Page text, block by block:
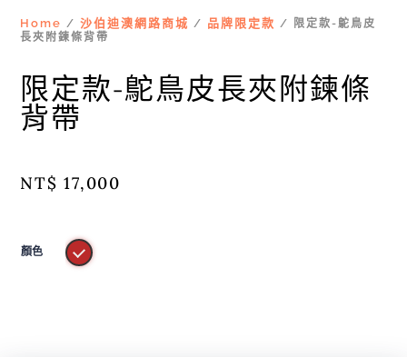
Home /沙伯迪澳網路商城 / 品牌限定款 / 限定款-鴕鳥皮
長夾附鍊條背帶
限定款-鴕鳥皮長夾附鍊條
背帶
NT$ 17,000
顏色